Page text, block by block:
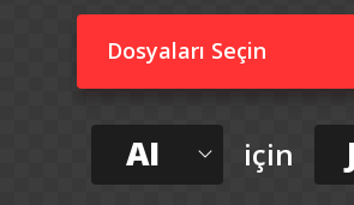
Dosyaları Seçin
AI için